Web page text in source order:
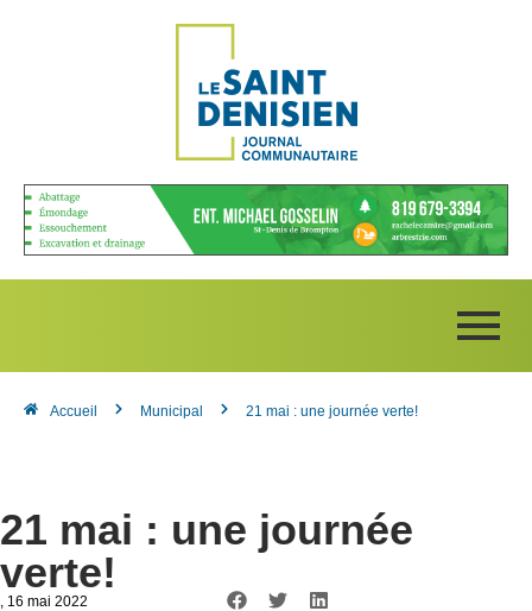
Accueil Municipal 21 mai : une journée verte!
21 mai : une journée
verte!
, 16 mai 2022